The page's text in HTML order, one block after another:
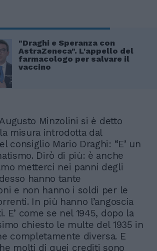
"Draghi e Speranza con
AstraZeneca". L'appello del
farmacologo per salvare il
vaccino
Minzolini si è detto
misura introdotta dal
consiglio Mario Draghi: “E’ un
Dirò di più: è anche
metterci nei panni degli
hanno tante
e non hanno i soldi per le
In più hanno l’angoscia
E’ come se nel 1945, dopo la
chiesto le multe del 1935 in
completamente diversa. E
molti di quei crediti sono